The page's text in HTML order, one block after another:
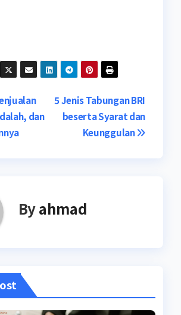
5 Jenis Tabungan BRI
beserta Syarat dan
Keunggulan
dan
Byahmad